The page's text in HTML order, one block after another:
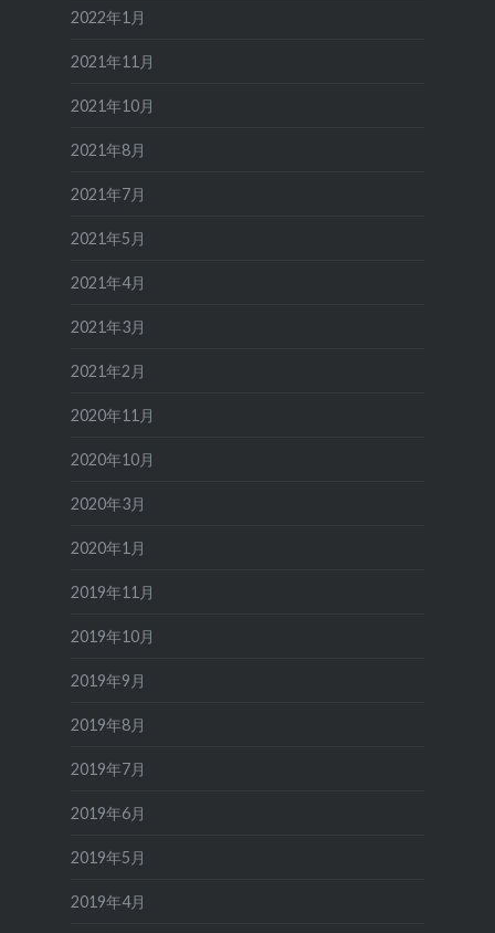
2022年1月
2021年11月
2021年10月
2021年8月
2021年7月
2021年5月
2021年4月
2021年3月
2021年2月
2020年11月
2020年10月
2020年3月
2020年1月
2019年11月
2019年10月
2019年9月
2019年8月
2019年7月
2019年6月
2019年5月
2019年4月